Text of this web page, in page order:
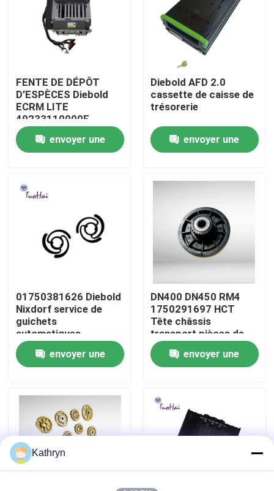
Maison
Au sujet de nous
Visite d'usine
Contrôle de qualité
Contactez-nous
Demandez une citation
pièces de machine d'atmosphère
Pièces d'atmosphère de NCR
FENTE DE DÉPÔT
D'ESPÈCES Diebold
ECRM LITE
49233110000E
envoyer une
Diebold AFD 2.0
cassette de caisse de
trésorerie
envoyer une
01750381626 Diebold
Nixdorf service de
guichets
automatiques
envoyer une
DN400 DN450 RM4
1750291697 HCT
Tête châssis
transport pièces de
rechange
1750291697-1
engrenages
machine ATM Diebold
Nixdorf
envoyer une
Kathryn